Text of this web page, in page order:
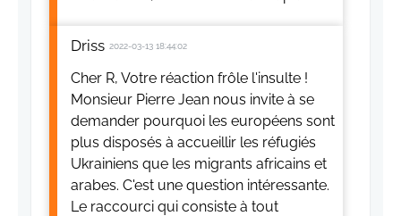
Driss 2022-03-13 18:44:02
Cher R, Votre réaction frôle l'insulte !
Monsieur Pierre Jean nous invite à se
demander pourquoi les européens sont
plus disposés à accueillir les réfugiés
Ukrainiens que les migrants africains et
arabes. C'est une question intéressante.
Le raccourci qui consiste à tout